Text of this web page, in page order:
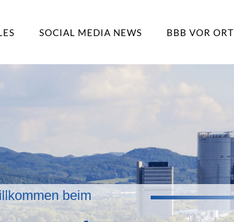
SOCIAL MEDIA NEWS BBB VOR ORT
beim